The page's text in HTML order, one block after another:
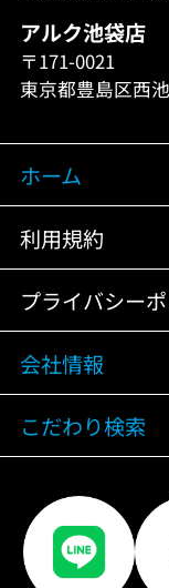
アルク池袋店
〒171-0021
東京都豊島区西
ホーム
利用規約
プライバシー
会社情報
こだわり検索